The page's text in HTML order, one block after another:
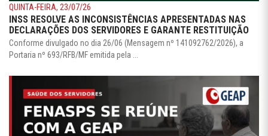
QUINTA-FEIRA, 23/07/26
INSS RESOLVE AS INCONSISTÊNCIAS APRESENTADAS NAS
DECLARAÇÕES DOS SERVIDORES E GARANTE RESTITUIÇÃO
Conforme divulgado no dia 26/06 (Mensagem nº 141092762/2026), a
Portaria nº 693/RFB/MF emitida pela ...